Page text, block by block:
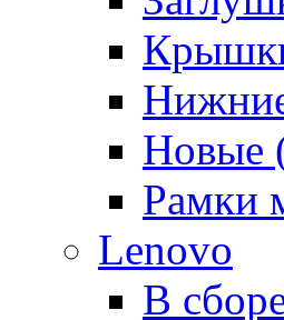
Новые
Рамки
Lenovo
В